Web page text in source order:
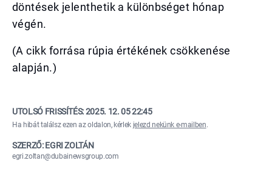
döntések jelenthetik a különbséget hónap
végén.
(A cikk forrása rúpia értékének csökkenése
alapján.)
UTOLSÓ FRISSÍTÉS:2025. 12. 05 22:45
Ha hibát találsz ezen az oldalon, kérlek jelezd nekünk e-mailben.
SZERZŐ: EGRI ZOLTÁN
egri.zoltan@dubainewsgroup.com